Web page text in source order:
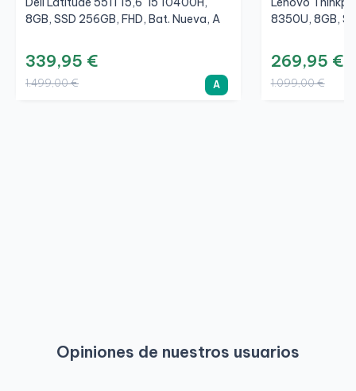
8GB, SSD 256GB, FHD, Bat. Nueva, A
339,95 €
1.499,00 € A
8350U, 8GB,
269,95 €
1.099,00 €
Opiniones de nuestros usuarios